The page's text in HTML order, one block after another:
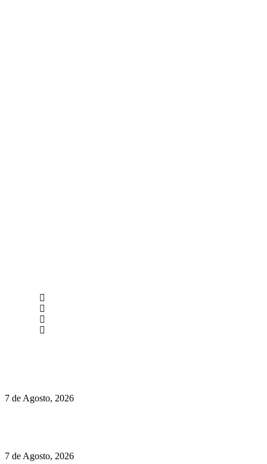
7 de Agosto, 2026
7 de Agosto, 2026